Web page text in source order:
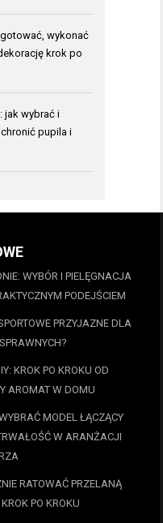
wykonać
krok po
jak wybrać i
pupila i
WYBÓR I PIELĘGNACJA
PODEJŚCIEM
PRZYJAZNE DLA
KROK PO KROKU OD
AROMAT W DOMU
MODEL ŁĄCZĄCY
W ARANŻACJI
RATOWAĆ PRZELANĄ
PO KROKU